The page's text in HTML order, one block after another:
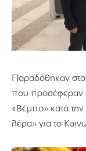
Παραδόθηκαν
που προσέφεραν
«Bέμπο» κατά
λέρα» για το